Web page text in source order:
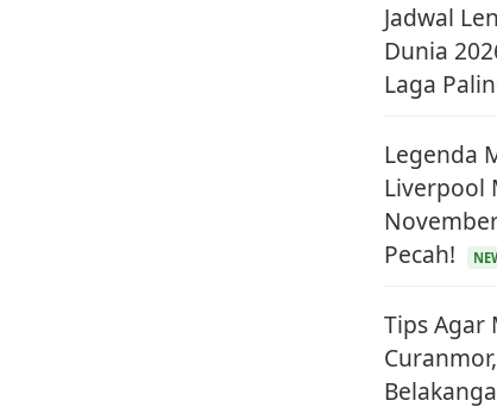
Jadwal
Dunia
Laga
Legenda
Liverpool
Pecah!
Tips Agar